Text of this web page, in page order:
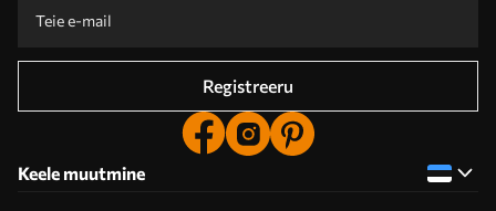
Registreeru
Keele muutmine